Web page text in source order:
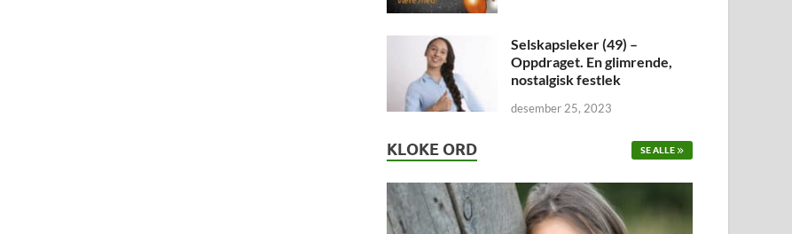
Selskapsleker (49) –
Oppdraget. En glimrende,
nostalgisk festlek
desember 25, 2023
KLOKE ORD SE ALLE